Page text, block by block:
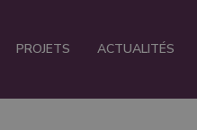
PROJETS ACTUALITÉS